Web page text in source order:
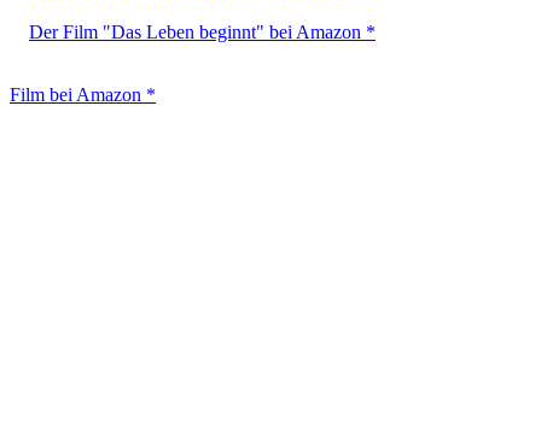
Der Film "Das Leben beginnt" bei Amazon *
Film bei Amazon *